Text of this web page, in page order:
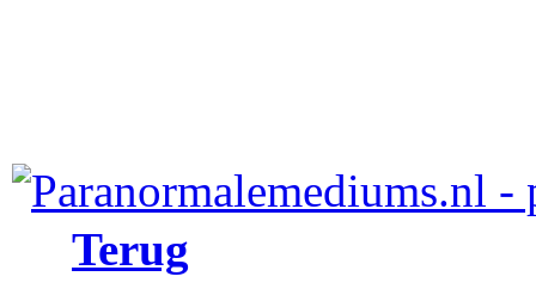
Terug